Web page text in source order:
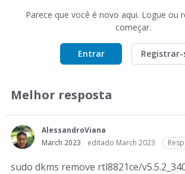
Parece que você é novo aqui. Logue ou
começar.
Entrar Registrar-
Melhor resposta
AlessandroViana
March 2023
editado March 2023
sudo dkms remove rtl8821ce/